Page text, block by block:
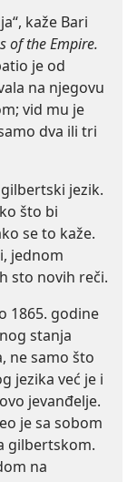
kaže Bari
of the Empire.
je od
na njegovu
vid mu je
dva ili tri
jezik.
što bi
se to kaže.
jednom
sto novih reči.
1865. godine
stanja
ne samo što
jezika već je i
jevanđelje.
je sa sobom
gilbertskom.
na